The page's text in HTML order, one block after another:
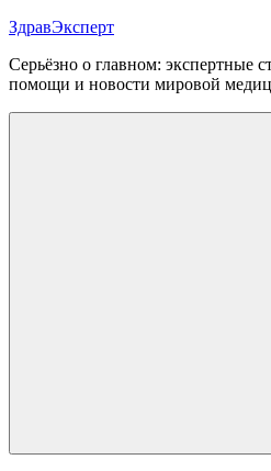
Перейти
содержимому
ЗдравЭксперт
Серьёзно о главном: экспертные
помощи и новости мировой